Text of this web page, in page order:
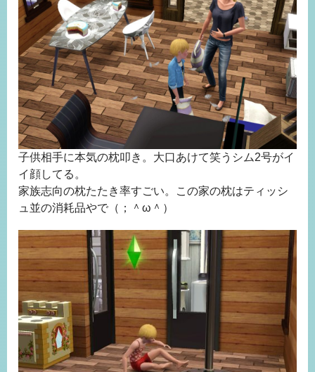
子供相手に本気の枕叩き。大口あけて笑うシム2号がイ
イ顔してる。
家族志向の枕たたき率すごい。この家の枕はティッシ
ュ並の消耗品やで（；＾ω＾）